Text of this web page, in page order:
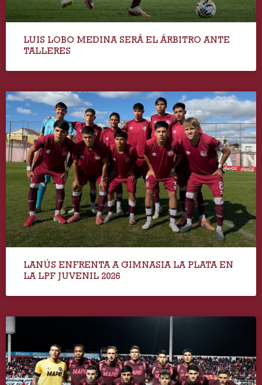
LUIS LOBO MEDINA SERÁ EL ÁRBITRO ANTE
TALLERES
LANÚS ENFRENTA A GIMNASIA LA PLATA EN
LA LPF JUVENIL 2026